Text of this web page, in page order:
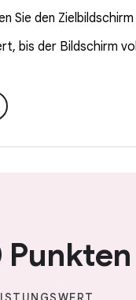
Sie den
bis der Bildschirm
Punkten